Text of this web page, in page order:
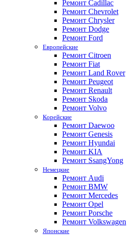
Ремонт Cadillac
Ремонт Chevrolet
Ремонт Chrysler
Ремонт Dodge
Ремонт Ford
Европейские
Ремонт Citroen
Ремонт Fiat
Ремонт Land Rover
Ремонт Peugeot
Ремонт Renault
Ремонт Skoda
Ремонт Volvo
Корейские
Ремонт Daewoo
Ремонт Genesis
Ремонт Hyundai
Ремонт KIA
Ремонт SsangYong
Немецкие
Ремонт Audi
Ремонт BMW
Ремонт Mercedes
Ремонт Opel
Ремонт Porsche
Ремонт Volkswagen
Японские